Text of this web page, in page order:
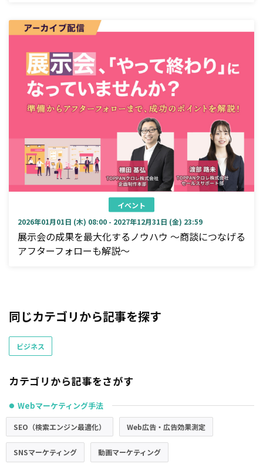
イベント
2026年01月01日 (木) 08:00 - 2027年12月31日 (金) 23:59
展示会の成果を最大化するノウハウ ～商談につなげる
アフターフォローも解説～
同じカテゴリから記事を探す
ビジネス
カテゴリから記事をさがす
● Webマーケティング手法
SEO（検索エンジン最適化） Web広告・広告効果測定
SNSマーケティング 動画マーケティング